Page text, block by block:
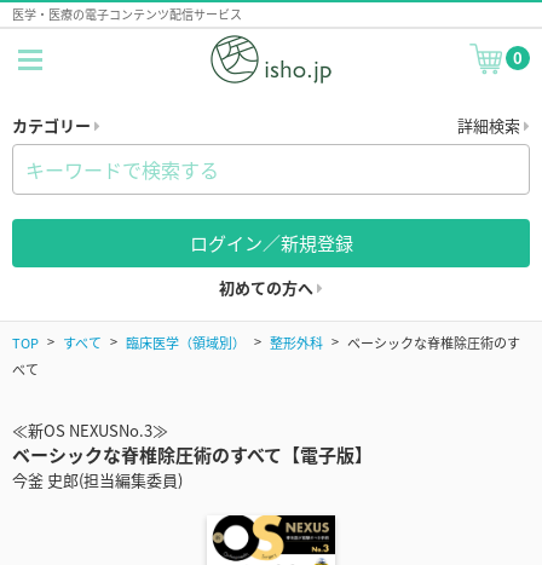
医学・医療の電子コンテンツ配信サービス
0
カテゴリー 詳細検索
ログイン／新規登録
初めての方へ
TOP すべて 臨床医学（領域別） 整形外科
ベーシックな脊椎除圧術のす
べて
≪新OS NEXUSNo.3≫
ベーシックな脊椎除圧術のすべて【電子版】
今釜 史郎(担当編集委員)